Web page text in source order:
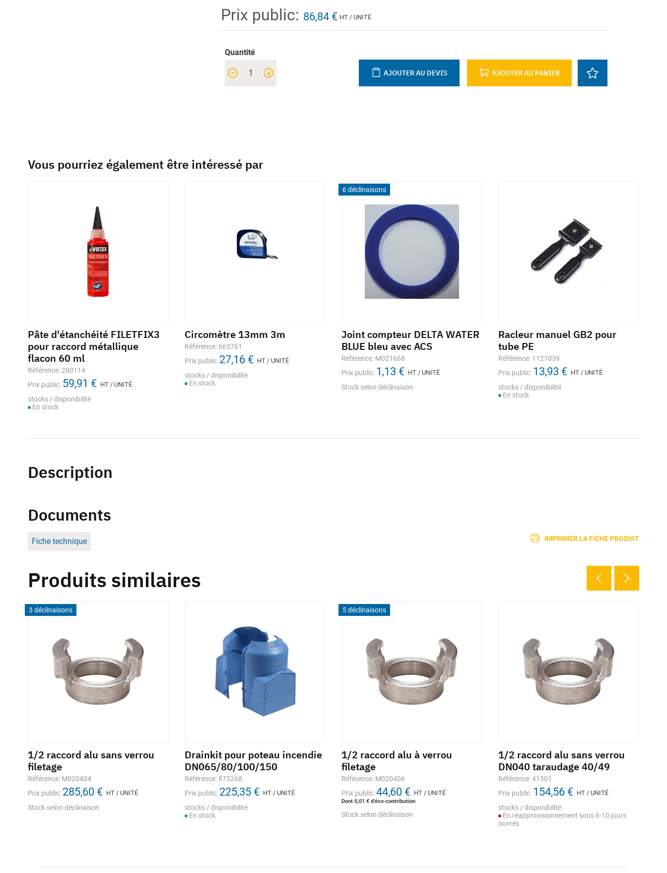
Prix public: 86,84 € HT / UNITÉ
Quantité
+
- AJOUTER AU PANIER
AJOUTER AU DEVIS
Vous pourriez également être intéressé par
Pâte d'étanchéité FILETFIX3
pour raccord métallique
flacon 60 ml
Référence: 280114
Prix public: 59,91 € HT / UNITÉ
stocks / disponibilité
En stock
Circomètre 13mm 3m
Référence: 665761
Prix public: 27,16 € HT / UNITÉ
stocks / disponibilité
En stock
6 déclinaisons
Joint compteur DELTA WATER
BLUE bleu avec ACS
Référence: M021668
Prix public: 1,13 € HT / UNITÉ
Stock selon déclinaison
Racleur manuel GB2 pour
tube PE
Référence: 1121039
Prix public: 13,93 € HT / UNITÉ
stocks / disponibilité
En stock
Description
Documents
Fiche technique IMPRIMER LA FICHE PRODUIT
Produits similaires
3 déclinaisons
1/2 raccord alu sans verrou
filetage
Référence: M020404
Prix public: 285,60 € HT / UNITÉ
Stock selon déclinaison
Drainkit pour poteau incendie
DN065/80/100/150
Référence: 875268
Prix public: 225,35 € HT / UNITÉ
stocks / disponibilité
En stock
5 déclinaisons
1/2 raccord alu à verrou
filetage
Référence: M020406
Prix public:44,60 € HT / UNITÉ
Dont 0,01 € d'éco-contribution
Stock selon déclinaison
1/2 raccord alu sans verrou
DN040 taraudage 40/49
Référence: 41501
Prix public: 154,56 € HT / UNITÉ
stocks / disponibilité
En réapprovisionnement sous 6-10 jours
ouvrés